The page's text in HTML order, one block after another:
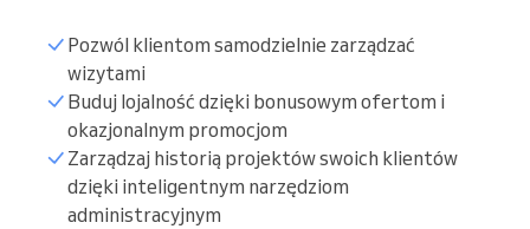
Pozwól klientom samodzielnie zarządzać
wizytami
Buduj lojalność dzięki bonusowym ofertom i
okazjonalnym promocjom
Zarządzaj historią projektów swoich klientów
dzięki inteligentnym narzędziom
administracyjnym